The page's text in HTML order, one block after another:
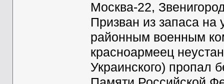
Москва-22,
Призван из запаса
районным военным
красноармеец
Украинского) пропал